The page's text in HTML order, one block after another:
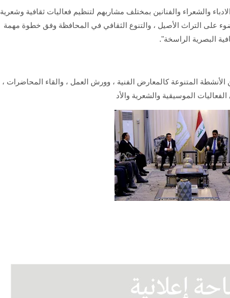
والشعراء والفنانين بمختلف مشاربهم لتنظيم فعاليات ثقافية وشعرية
على التراث الأصيل ، والتنوع الثقافي في المحافظة وفق خطوة مهمة
البصرية الراسخة".
المتنوعة كالمعارض الفنية ، وورش العمل ، والقاء المحاضرات ،
الموسيقية والشعرية والأد